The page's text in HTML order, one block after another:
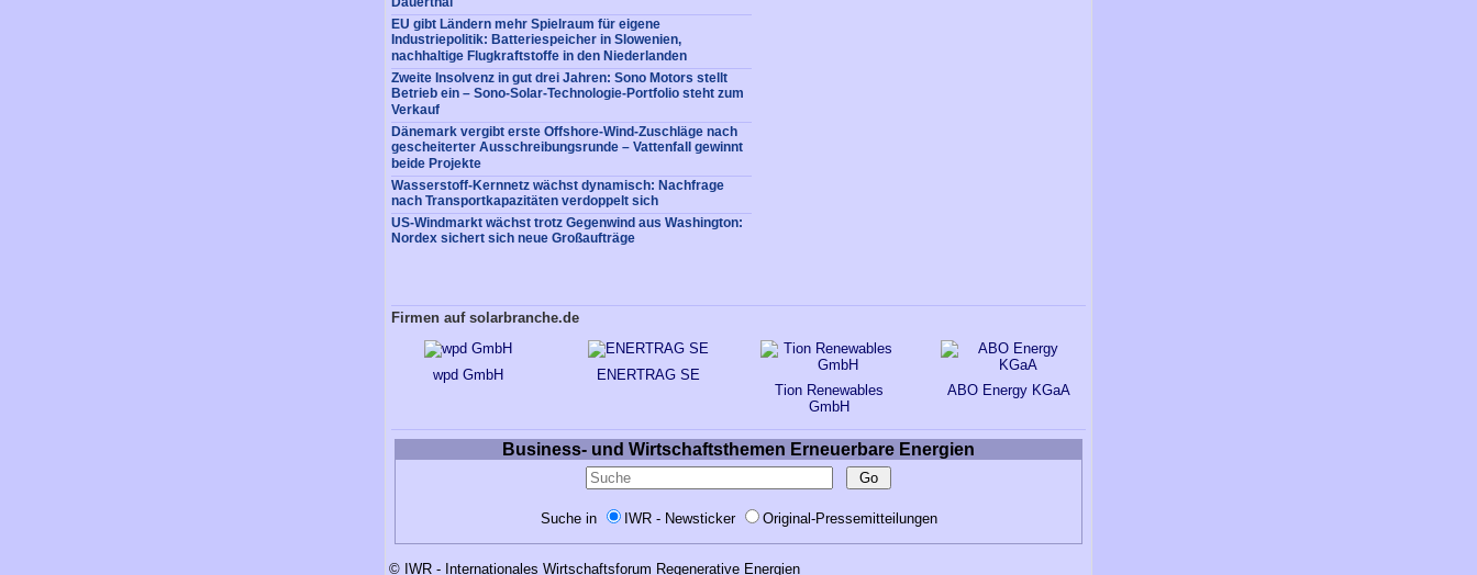
EU gibt Ländern mehr Spielraum für eigene
Industriepolitik: Batteriespeicher in Slowenien,
nachhaltige Flugkraftstoffe in den Niederlanden
Zweite Insolvenz in gut drei Jahren: Sono Motors stellt
Betrieb ein – Sono-Solar-Technologie-Portfolio steht zum
Verkauf
Dänemark vergibt erste Offshore-Wind-Zuschläge nach
gescheiterter Ausschreibungsrunde – Vattenfall gewinnt
beide Projekte
Wasserstoff-Kernnetz wächst dynamisch: Nachfrage
nach Transportkapazitäten verdoppelt sich
US-Windmarkt wächst trotz Gegenwind aus Washington:
Nordex sichert sich neue Großaufträge
Firmen auf solarbranche.de
wpd GmbH
ENERTRAG SE
Tion Renewables
GmbH
ABO Energy KGaA
Business- und Wirtschaftsthemen Erneuerbare Energien
Suche in IWR - Newsticker Original-Pressemitteilungen
© IWR - Internationales Wirtschaftsforum Regenerative Energien